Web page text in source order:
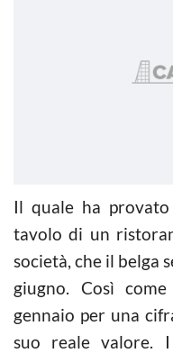
Il quale ha
tavolo di un
società, che il belga
giugno. Così
gennaio per una
suo reale valore.